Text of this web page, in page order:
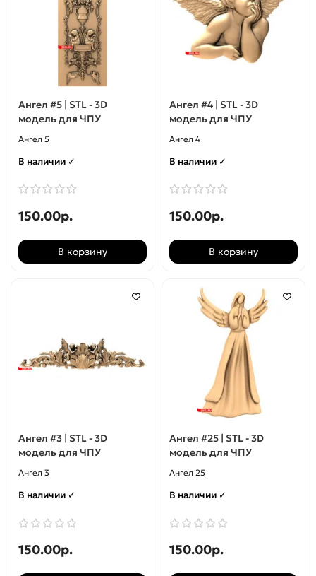
Ангел #5 | STL - 3D
модель для ЧПУ
Ангел 5
В наличии ✓
150.00р.
В корзину
Ангел #4 | STL - 3D
модель для ЧПУ
Ангел 4
В наличии ✓
150.00р.
В корзину
Ангел #3 | STL - 3D
модель для ЧПУ
Ангел 3
В наличии ✓
150.00р.
Ангел #25 | STL - 3D
модель для ЧПУ
Ангел 25
В наличии ✓
150.00р.